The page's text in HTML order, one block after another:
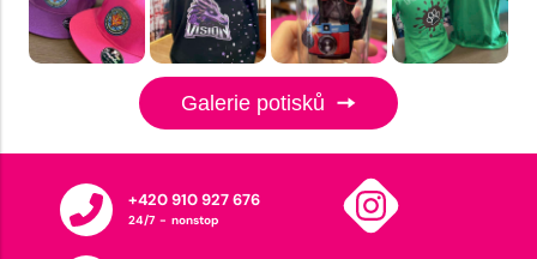
Galerie potisků
+420 910 927 676
24/7 - nonstop